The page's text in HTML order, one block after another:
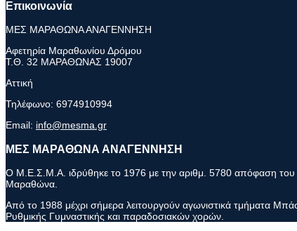
Επικοινωνία
ΜΕΣ ΜΑΡΑΘΩΝΑ ΑΝΑΓΕΝΝΗΣΗ
Αφετηρία Μαραθωνίου Δρόμου
Τ.Θ. 32 ΜΑΡΑΘΩΝΑΣ 19007
Αττική
Τηλέφωνο: 6974910994
Email: info@mesma.gr
ΜΕΣ ΜΑΡΑΘΩΝΑ ΑΝΑΓΕΝΝΗΣΗ
Ο Μ.Ε.Σ.Μ.Α. ιδρύθηκε το 1976 με την αριθμ. 5780 απόφαση του
Μαραθώνα.
Από το 1988 μέχρι σήμερα λειτουργούν αγωνιστικά τμήματα
Ρυθμικής Γυμναστικής και παραδοσιακών χορών.